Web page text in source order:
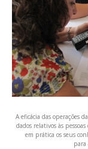
A eficácia das operações
dados relativos às
em prática os seus
para